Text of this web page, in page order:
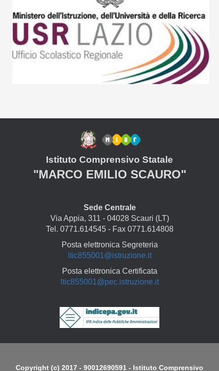
Istituto Comprensivo Statale
"MARCO EMILIO SCAURO"
Sede Centrale
Via Appia, 311 - 04028 Scauri (LT)
Tel. 0771.614545 - Fax 0771.614808
Posta elettronica Segreteria
ltic855001@istruzione.it
Posta elettronica Certificata
ltic855001@pec.istruzione.it
Copyright (c) 2017 - 90012690591 - Istituto Comprensivo